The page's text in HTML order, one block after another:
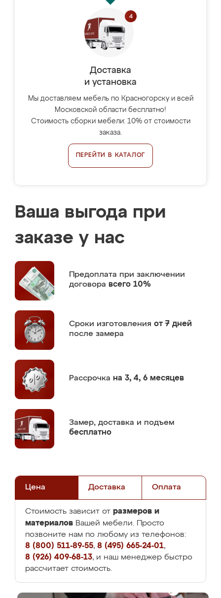
Доставка
и установка
Мы доставляем мебель по Красногорску и всей
Московской области бесплатно!
Стоимость сборки мебели: 10% от стоимости
заказа.
ПЕРЕЙТИ В КАТАЛОГ
Ваша выгода при
заказе у нас
Предоплата при заключении
договора всего 10%
Сроки изготовления от 7 дней
после замера
Рассрочка на 3, 4, 6 месяцев
Замер, доставка и подъем
бесплатно
Цена Доставка Оплата
Стоимость зависит от размеров и
материалов Вашей мебели. Просто
позвоните нам по любому из телефонов:
8 (800) 511-89-55, 8 (495) 665-24-01,
8 (926) 409-68-13, и наш менеджер быстро
рассчитает стоимость.